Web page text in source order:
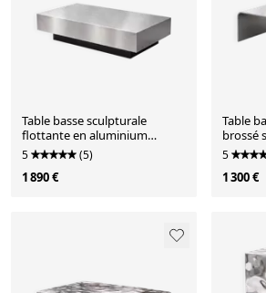
Table basse sculpturale
flottante en aluminium
brossé avec base noire
5 (5)
1 890 €
Table
brossé
5
1 300 €